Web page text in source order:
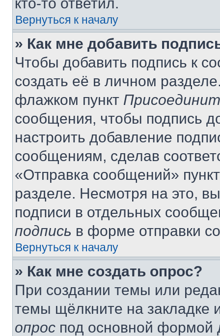
Вернуться к началу
» Как мне добавить
Чтобы добавить подпись к
создать её в личном
флажком пункт
сообщения, чтобы подпись
настроить добавление
сообщениям, сделав
«Отправка сообщений»
разделе. Несмотря на это,
подписи в отдельных
подпись в форме отправки
Вернуться к началу
» Как мне создать опрос?
При создании темы или
темы щёлкните на
опрос под основной формой